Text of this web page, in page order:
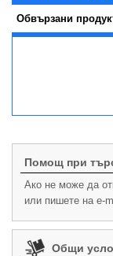
Обвързани
Помощ при
Ако не може да
или пишете на e-
Общи